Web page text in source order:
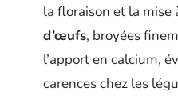
la floraison et la mise
d’œufs, broyées
l’apport en calcium,
carences chez les